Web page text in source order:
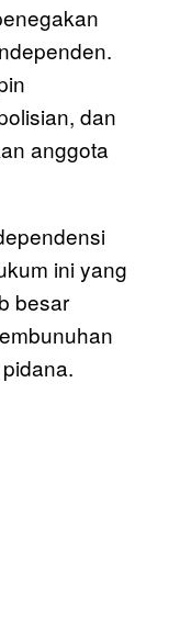
dan
anggota
ini yang
besar